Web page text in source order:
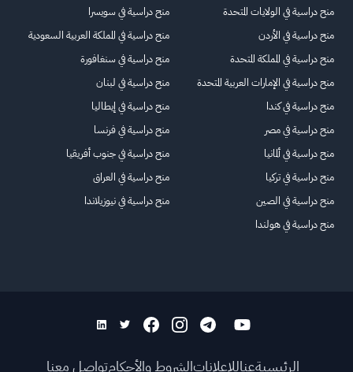
منح دراسية في الولايات المتحدة
منح دراسية في الأردن
منح دراسية في المملكة المتحدة
منح دراسية في الإمارات العربية المتحدة
منح دراسية في كندا
منح دراسية في مصر
منح دراسية في ألمانيا
منح دراسية في تركيا
منح دراسية في الصين
منح دراسية في هولندا
منح دراسية في سويسرا
منح دراسية في المملكة العربية السعودية
منح دراسية في سنغافورة
منح دراسية في لبنان
منح دراسية في إيطاليا
منح دراسية في فرنسا
منح دراسية في جنوب أفريقيا
منح دراسية في العراق
منح دراسية في نيوزيلاندا
الرئيسيةعناللاعلاناتالشروط والأحكامتواصل معنا